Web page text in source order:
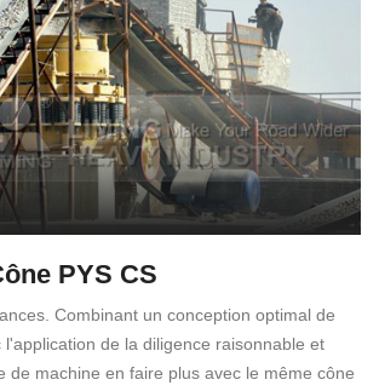
PYS CS
Combinant un conception optimal de
de la diligence raisonnable et
de machine en faire plus avec le même cône